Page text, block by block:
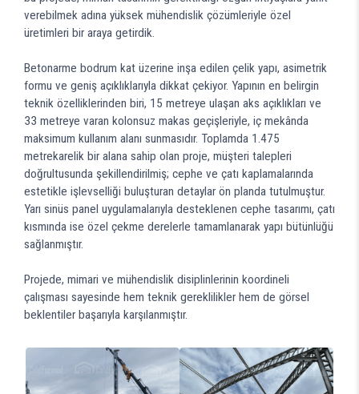
verebilmek adına yüksek mühendislik çözümleriyle özel
üretimleri bir araya getirdik.
Betonarme bodrum kat üzerine inşa edilen çelik yapı, asimetrik
formu ve geniş açıklıklarıyla dikkat çekiyor. Yapının en belirgin
teknik özelliklerinden biri, 15 metreye ulaşan aks açıklıkları ve
33 metreye varan kolonsuz makas geçişleriyle, iç mekânda
maksimum kullanım alanı sunmasıdır. Toplamda 1.475
metrekarelik bir alana sahip olan proje, müşteri talepleri
doğrultusunda şekillendirilmiş; cephe ve çatı kaplamalarında
estetikle işlevselliği buluşturan detaylar ön planda tutulmuştur.
Yarı sinüs panel uygulamalarıyla desteklenen cephe tasarımı, çatı
kısmında ise özel çekme derelerle tamamlanarak yapı bütünlüğü
sağlanmıştır.
Projede, mimari ve mühendislik disiplinlerinin koordineli
çalışması sayesinde hem teknik gereklilikler hem de görsel
beklentiler başarıyla karşılanmıştır.